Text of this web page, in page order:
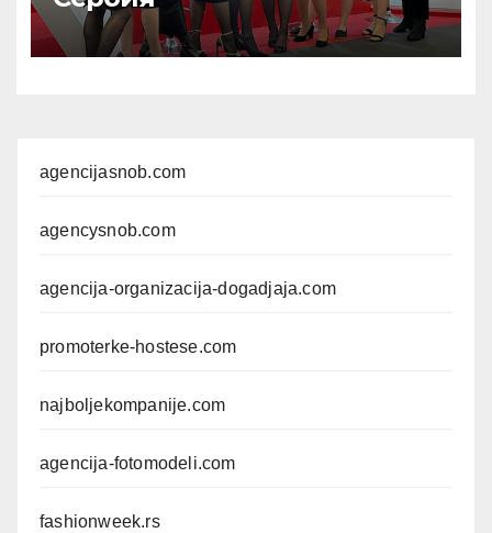
agencijasnob.com
agencysnob.com
agencija-organizacija-dogadjaja.com
promoterke-hostese.com
najboljekompanije.com
agencija-fotomodeli.com
fashionweek.rs